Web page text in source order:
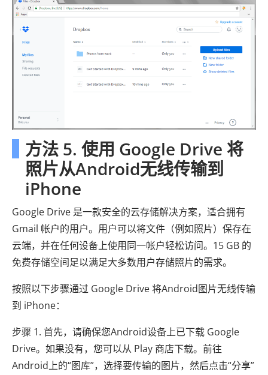
方法 5. 使用 Google Drive 将
照片从Android无线传输到
iPhone
Google Drive 是一款安全的云存储解决方案，适合拥有
Gmail 帐户的用户。用户可以将文件（例如照片）保存在
云端，并在任何设备上使用同一帐户轻松访问。15 GB 的
免费存储空间足以满足大多数用户存储照片的需求。
按照以下步骤通过 Google Drive 将Android图片无线传输
到 iPhone：
步骤 1. 首先，请确保您Android设备上已下载 Google
Drive。如果没有，您可以从 Play 商店下载。前往
Android上的“图库”，选择要传输的图片，然后点击“分享”